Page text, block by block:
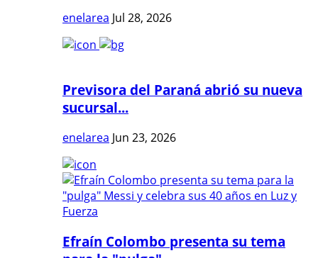
enelarea Jul 28, 2026
Previsora del Paraná abrió su nueva
sucursal...
enelarea Jun 23, 2026
Efraín Colombo presenta su tema